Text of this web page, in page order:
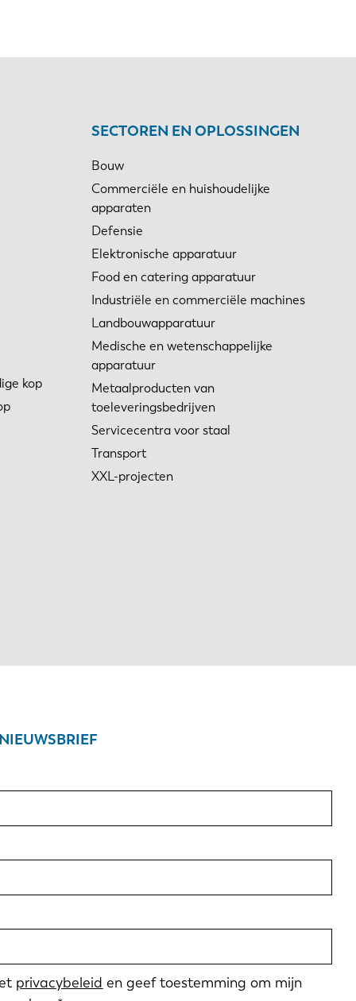
kop
SECTOREN EN OPLOSSINGEN
Bouw
Commerciële en huishoudelijke
apparaten
Defensie
Elektronische apparatuur
Food en catering apparatuur
Industriële en commerciële machines
Landbouwapparatuur
Medische en wetenschappelijke
apparatuur
Metaalproducten van
toeleveringsbedrijven
Servicecentra voor staal
Transport
XXL-projecten
privacybeleid en geef toestemming om mijn